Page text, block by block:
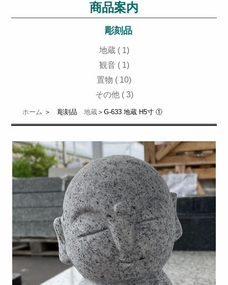
商品案内
彫刻品
地蔵 ( 1)
観音 ( 1)
置物 ( 10)
その他 ( 3)
ホーム ＞ 彫刻品地蔵 ＞G-633 地蔵 H5寸 ①